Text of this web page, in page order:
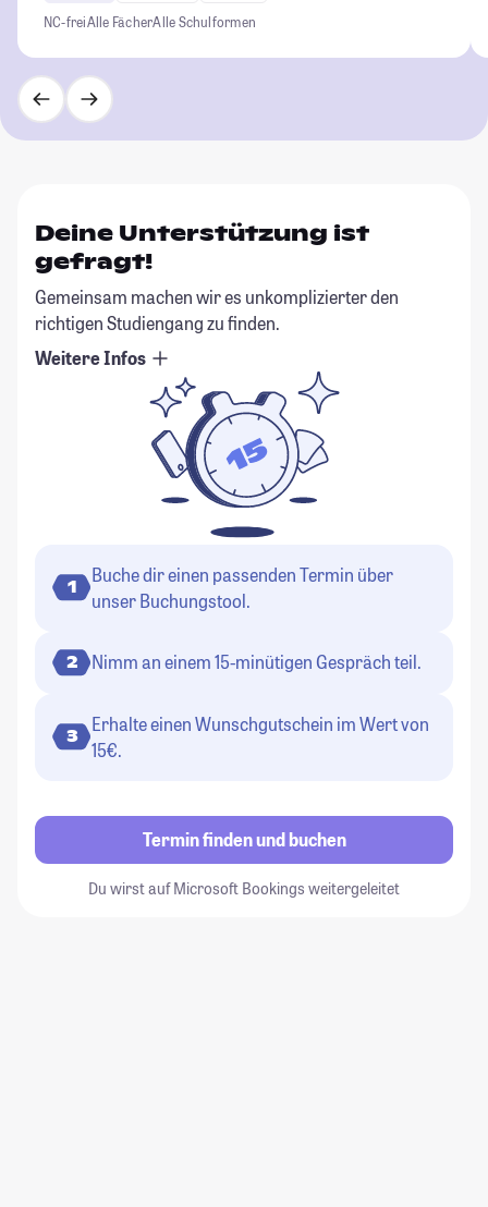
NC-freiAlle FächerAlle Schulformen
Deine Unterstützung ist
gefragt!
Gemeinsam machen wir es unkomplizierter den
richtigen Studiengang zu finden.
Weitere Infos
1
Buche dir einen passenden Termin über
unser Buchungstool.
2 Nimm an einem 15-minütigen Gespräch teil.
3
Erhalte einen Wunschgutschein im Wert von
15€.
Termin finden und buchen
Du wirst auf Microsoft Bookings weitergeleitet